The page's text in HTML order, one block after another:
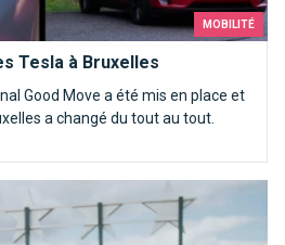
MOBILITÉ
Tesla à Bruxelles
Good Move a été mis en place et
a changé du tout au tout.